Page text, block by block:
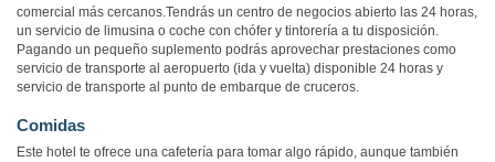
comercial más cercanos.Tendrás un centro de negocios abierto las 24 horas,
un servicio de limusina o coche con chófer y tintorería a tu disposición.
Pagando un pequeño suplemento podrás aprovechar prestaciones como
servicio de transporte al aeropuerto (ida y vuelta) disponible 24 horas y
servicio de transporte al punto de embarque de cruceros.
Comidas
Este hotel te ofrece una cafetería para tomar algo rápido, aunque también